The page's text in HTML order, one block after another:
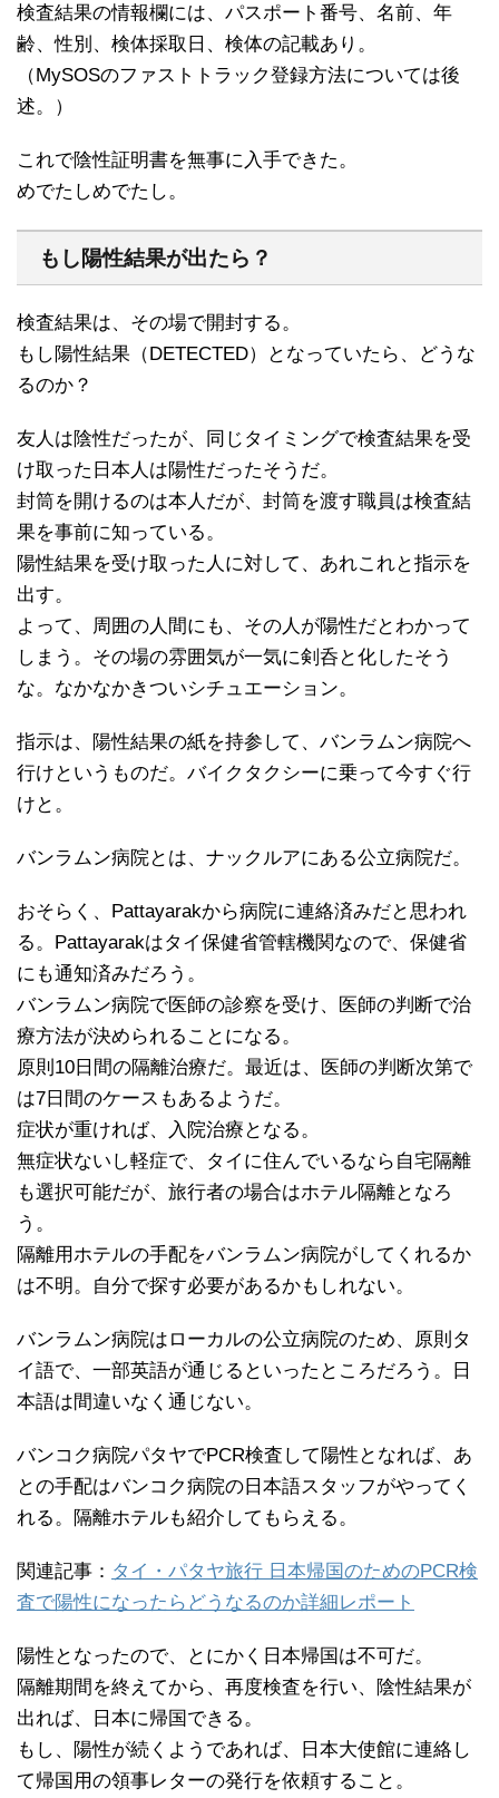
検査結果の情報欄には、パスポート番号、名前、年
齢、性別、検体採取日、検体の記載あり。
（MySOSのファストトラック登録方法については後
述。）
これで陰性証明書を無事に入手できた。
めでたしめでたし。
もし陽性結果が出たら？
検査結果は、その場で開封する。
もし陽性結果（DETECTED）となっていたら、どうな
るのか？
友人は陰性だったが、同じタイミングで検査結果を受
け取った日本人は陽性だったそうだ。
封筒を開けるのは本人だが、封筒を渡す職員は検査結
果を事前に知っている。
陽性結果を受け取った人に対して、あれこれと指示を
出す。
よって、周囲の人間にも、その人が陽性だとわかって
しまう。その場の雰囲気が一気に剣呑と化したそう
な。なかなかきついシチュエーション。
指示は、陽性結果の紙を持参して、バンラムン病院へ
行けというものだ。バイクタクシーに乗って今すぐ行
けと。
バンラムン病院とは、ナックルアにある公立病院だ。
おそらく、Pattayarakから病院に連絡済みだと思われ
る。Pattayarakはタイ保健省管轄機関なので、保健省
にも通知済みだろう。
バンラムン病院で医師の診察を受け、医師の判断で治
療方法が決められることになる。
原則10日間の隔離治療だ。最近は、医師の判断次第で
は7日間のケースもあるようだ。
症状が重ければ、入院治療となる。
無症状ないし軽症で、タイに住んでいるなら自宅隔離
も選択可能だが、旅行者の場合はホテル隔離となろ
う。
隔離用ホテルの手配をバンラムン病院がしてくれるか
は不明。自分で探す必要があるかもしれない。
バンラムン病院はローカルの公立病院のため、原則タ
イ語で、一部英語が通じるといったところだろう。日
本語は間違いなく通じない。
バンコク病院パタヤでPCR検査して陽性となれば、あ
との手配はバンコク病院の日本語スタッフがやってく
れる。隔離ホテルも紹介してもらえる。
関連記事： タイ・パタヤ旅行 日本帰国のためのPCR検
査で陽性になったらどうなるのか詳細レポート
陽性となったので、とにかく日本帰国は不可だ。
隔離期間を終えてから、再度検査を行い、陰性結果が
出れば、日本に帰国できる。
もし、陽性が続くようであれば、日本大使館に連絡し
て帰国用の領事レターの発行を依頼すること。